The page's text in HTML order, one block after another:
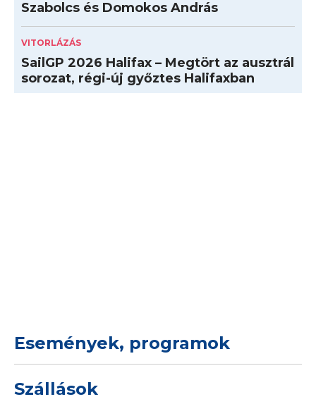
Szabolcs és Domokos András
VITORLÁZÁS
SailGP 2026 Halifax – Megtört az ausztrál
sorozat, régi-új győztes Halifaxban
Események, programok
Szállások